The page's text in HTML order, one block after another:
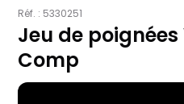
Réf. : 5330251
Jeu de poignées
Comp